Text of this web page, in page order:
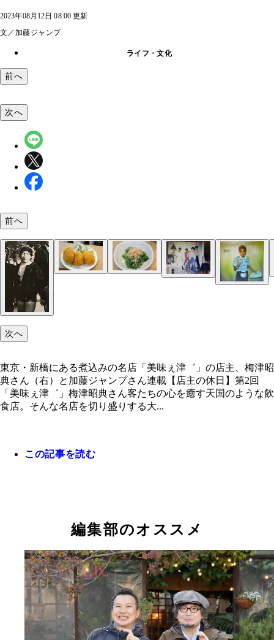
2023年08月12日 08:00 更新
文／加藤ジャンプ
ライフ・文化
前へ
東京・新橋にある煮込みの名店「美味ぇ津゛」の
梅津さんとお邪魔したのは、同じく煮込みの名店
8）。写真中央は、「蔦八」のオーナー、土屋一史
「蔦八」のコの字カウンター。ドラマ「今夜はコ
ンは現在は撤去されています
コの字カウンターの中にある大鍋から煮込をよそう
子役時代の梅津さん。1975年の映画『トラック野
走一番星』のオフショット（梅津さん提供）
ん
次へ
前へ
次へ
東京・新橋にある煮込みの名店「美味ぇ津゛」の店主、梅津昭
典さん（右）と加藤ジャンプさん連載【店主の休日】第2回
「美味ぇ津゛」梅津昭典さん客たちの心を癒す天国のような飲
食店。そんな名店を切り盛りする大...
この記事を読む
編集部のオススメ